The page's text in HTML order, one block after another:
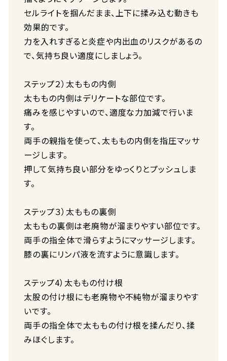
セルライトを掴んだまま、上下に揉み込む動きも
効果的です。
力を入れすぎると炎症や内出血のリスクがあるの
で、気持ち良い適度にしましょう。
ステップ２）太ももの内側
太ももの内側はデリケートな部位です。
痛みを感じやすいので、適度な力加減で行いま
す。
両手の親指を使って、太ももの内側を指圧マッサ
ージします。
押して気持ち良い部分をゆっくりとプッシュしま
す。
ステップ３）太ももの裏側
太ももの裏側は老廃物が溜まりやすい部位です。
両手の指全体で滑らすようにマッサージします。
膝の裏にリンパ液を流すように意識します。
ステップ4）太ももの付け根
太股の付け根にも老廃物や不純物が溜まりやす
いです。
両手の指全体で太ももの付け根を揉んだり、揉
みほぐします。